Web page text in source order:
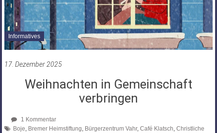
Informatives
17. Dezember 2025
Weihnachten in Gemeinschaft
verbringen
1 Kommentar
Boje, Bremer Heimstiftung, Bürgerzentrum Vahr, Café Klatsch, Christliche